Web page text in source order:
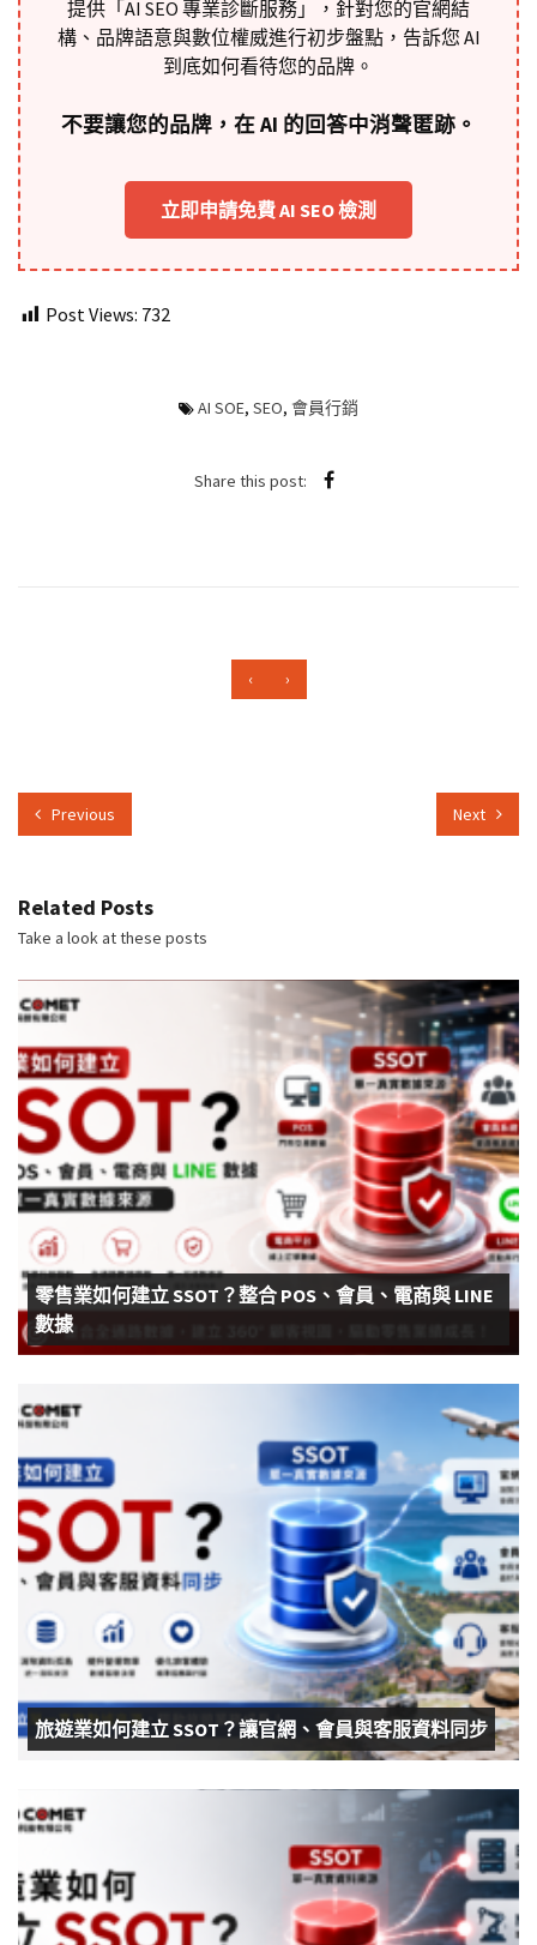
提供「AI SEO 專業診斷服務」，針對您的官網結
構、品牌語意與數位權威進行初步盤點，告訴您 AI
到底如何看待您的品牌。
不要讓您的品牌，在 AI 的回答中消聲匿跡。
立即申請免費 AI SEO 檢測
Post Views: 732
AI SOE, SEO, 會員行銷
Share this post:
‹ ›
Previous Next
Related Posts
Take a look at these posts
零售業如何建立 SSOT？整合 POS、會員、電商與 LINE
數據
旅遊業如何建立 SSOT？讓官網、會員與客服資料同步